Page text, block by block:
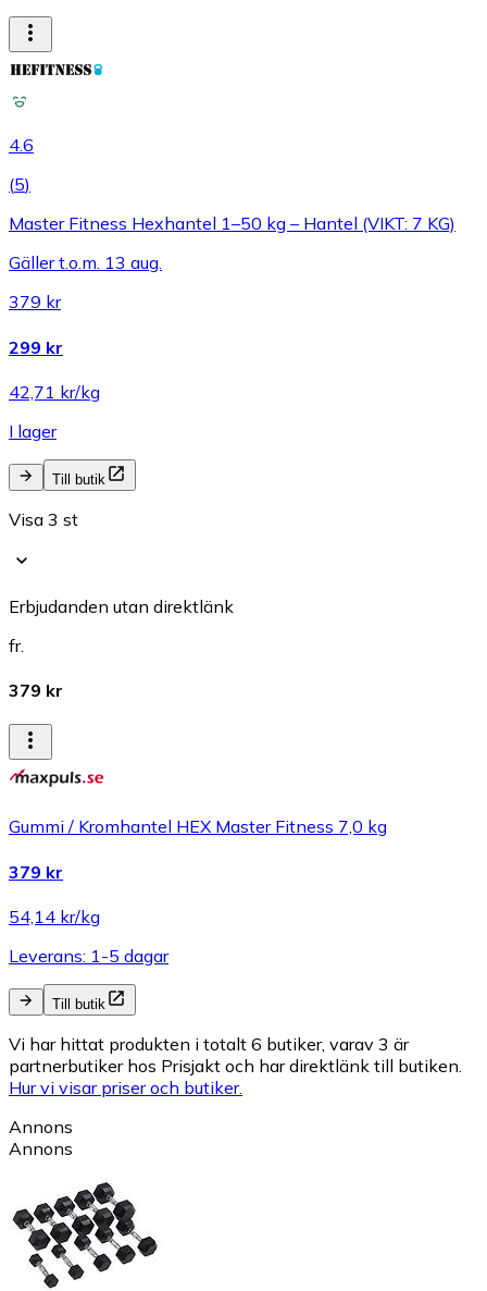
4.6
(5)
Master Fitness Hexhantel 1–50 kg – Hantel (VIKT: 7 KG)
Gäller t.o.m. 13 aug.
379 kr
299 kr
42,71 kr/kg
I lager
Till butik
Visa 3 st
Erbjudanden utan direktlänk
fr.
379 kr
Gummi / Kromhantel HEX Master Fitness 7,0 kg
379 kr
54,14 kr/kg
Leverans: 1-5 dagar
Till butik
Vi har hittat produkten i totalt 6 butiker, varav 3 är
partnerbutiker hos Prisjakt och har direktlänk till butiken.
Hur vi visar priser och butiker.
Annons
Annons